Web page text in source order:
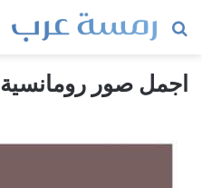
بحث
اجمل صور رومانسية